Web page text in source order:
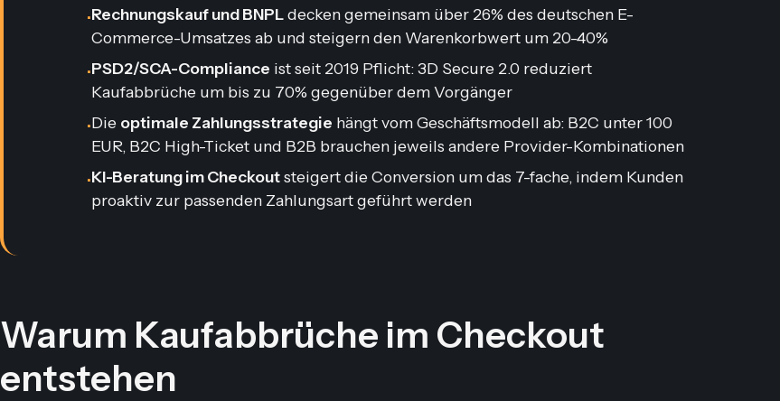
•Rechnungskauf und BNPLdecken gemeinsam über 26% des deutschen E-
Commerce-Umsatzes ab und steigern den Warenkorbwert um 20-40%
•PSD2/SCA-Compliance ist seit 2019 Pflicht: 3D Secure 2.0 reduziert
Kaufabbrüche um bis zu 70% gegenüber dem Vorgänger
•Die optimale Zahlungsstrategie hängt vom Geschäftsmodell ab: B2C unter 100
EUR, B2C High-Ticket und B2B brauchen jeweils andere Provider-Kombinationen
•KI-Beratung im Checkoutsteigert die Conversion um das 7-fache, indem Kunden
proaktiv zur passenden Zahlungsart geführt werden
Warum Kaufabbrüche im Checkout
entstehen